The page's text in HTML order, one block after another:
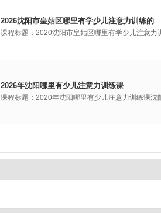
2026沈阳市皇姑区哪里有学少儿注意力训练的
课程标题：2020沈阳市皇姑区哪里有学少儿注意
2026年沈阳哪里有少儿注意力训练课
课程标题：2020年沈阳哪里有少儿注意力训练课